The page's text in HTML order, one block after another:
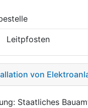
Leitpfosten
von
Staatliches